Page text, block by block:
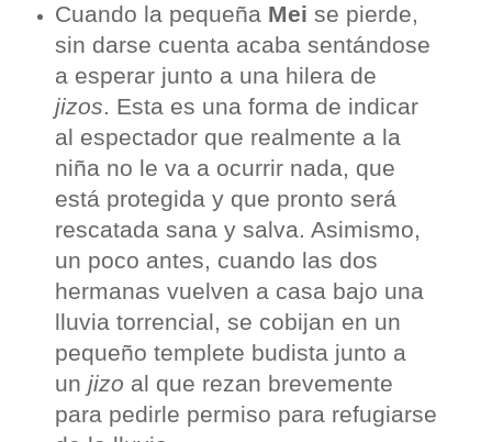
Cuando la pequeña Mei se pierde,
sin darse cuenta acaba sentándose
a esperar junto a una hilera de
jizos. Esta es una forma de indicar
al espectador que realmente a la
niña no le va a ocurrir nada, que
está protegida y que pronto será
rescatada sana y salva. Asimismo,
un poco antes, cuando las dos
hermanas vuelven a casa bajo una
lluvia torrencial, se cobijan en un
pequeño templete budista junto a
un jizo al que rezan brevemente
para pedirle permiso para refugiarse